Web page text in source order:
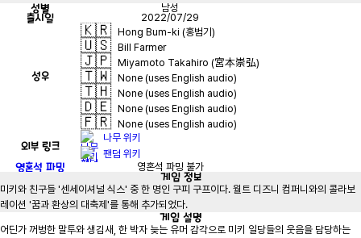
성별 남성
출시일 2022/07/29
성우
🇰🇷 Hong Bum-ki (홍범기)
🇺🇸 Bill Farmer
🇯🇵 Miyamoto Takahiro (宮本崇弘)
🇹🇼 None (uses English audio)
🇹🇭 None (uses English audio)
🇩🇪 None (uses English audio)
🇫🇷 None (uses English audio)
외부 링크
나무 위키
팬덤 위키
영혼석 파밍 영혼석 파밍 불가
게임 정보
미키와 친구들 '센세이셔널 식스' 중 한 명인 구피 구프이다. 월트 디즈니 컴퍼니와의 콜라보
게임 설명
어딘가 꺼벙한 말투와 생김새, 한 박자 늦는 유머 감각으로 미키 일당들의 웃음을 담당하는